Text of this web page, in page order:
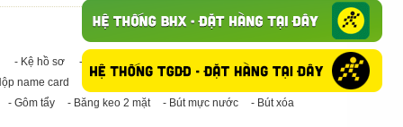
- Kệ hồ sơ - Giấy in A4
- Băng keo trong - Băng keo đục
name card - Giấy in A3 - Giấy vệ sinh
- Keo Silicone
- Gôm tẩy - Băng keo 2 mặt - Bút mực nước - Bút xóa